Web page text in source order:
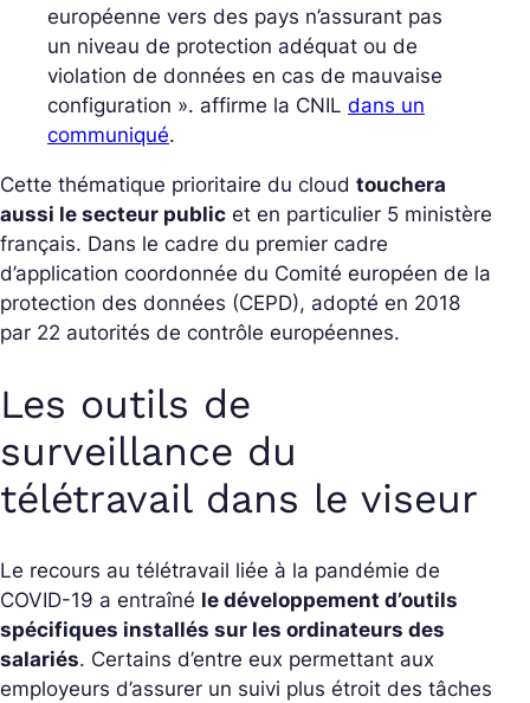
européenne vers des pays n’assurant pas
un niveau de protection adéquat ou de
violation de données en cas de mauvaise
configuration ». affirme la CNIL dans un
communiqué.
Cette thématique prioritaire du cloud touchera
aussi le secteur public et en particulier 5 ministère
français. Dans le cadre du premier cadre
d’application coordonnée du Comité européen de la
protection des données (CEPD), adopté en 2018
par 22 autorités de contrôle européennes.
Les outils de
surveillance du
télétravail dans le viseur
Le recours au télétravail liée à la pandémie de
COVID-19 a entraîné le développement d’outils
spécifiques installés sur les ordinateurs des
salariés. Certains d’entre eux permettant aux
employeurs d’assurer un suivi plus étroit des tâches